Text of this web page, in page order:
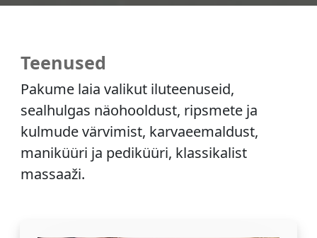
Teenused
Pakume laia valikut iluteenuseid,
sealhulgas näohooldust, ripsmete ja
kulmude värvimist, karvaeemaldust,
maniküüri ja pediküüri, klassikalist
massaaži.